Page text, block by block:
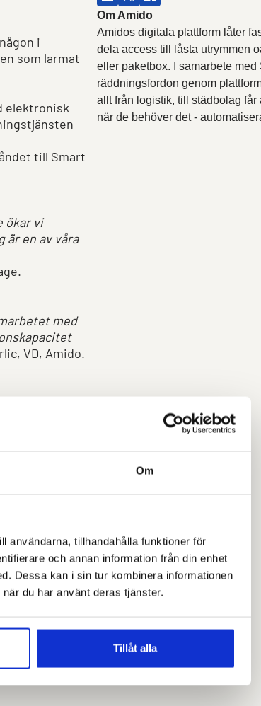
Om
användarna, tillhandahålla funktioner för
och annan information från din enhet
Dessa kan i sin tur kombinera informationen
du har använt deras tjänster.
Tillåt alla
i
som larmat
elektronisk
till Smart
ökar vi
är en av våra
med
VD, Amido.
sig till Smart
parter helt
kan
behörighet
Om Amido
Amidos digitala plattform låter
dela access till låsta utrymmen
eller paketbox. I samarbete med
räddningsfordon genom
allt från logistik, till städbolag
när de behöver det -